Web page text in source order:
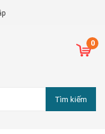
0
Tìm kiếm